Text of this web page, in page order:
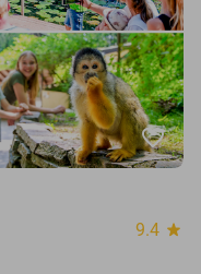
favorite_border
9.4 star